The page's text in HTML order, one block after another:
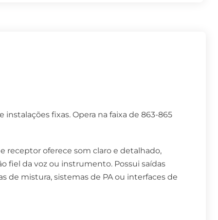
fixas. Opera na faixa de 863-865
receptor oferece som claro e detalhado,
fiel da voz ou instrumento. Possui saídas
de mistura, sistemas de PA ou interfaces de